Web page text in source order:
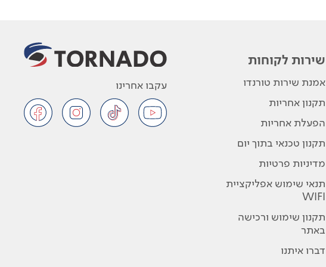
שירות לקוחות
אמנת שירות טורנדו
תקנון אחריות
הפעלת אחריות
תקנון טכנאי בתוך יום
מדיניות פרטיות
תנאי שימוש אפליקציית
WIFI
תקנון שימוש ורכישה
באתר
דברו איתנו
עקבו אחרינו